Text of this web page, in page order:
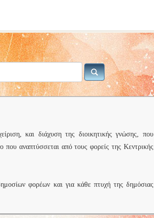
και διάχυση της διοικητικής γνώσης, που
που αναπτύσσεται από τους φορείς της Κεντρικής
φορέων και για κάθε πτυχή της δημόσιας